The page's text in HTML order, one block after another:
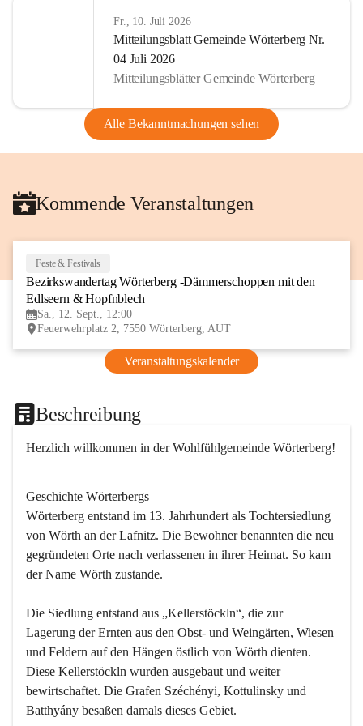
Fr., 10. Juli 2026
Mitteilungsblatt Gemeinde Wörterberg Nr.
04 Juli 2026
Mitteilungsblätter Gemeinde Wörterberg
Alle Bekanntmachungen sehen
Kommende Veranstaltungen
Feste & Festivals
Bezirkswandertag Wörterberg -Dämmerschoppen mit den
Edlseern & Hopfnblech
Sa., 12. Sept., 12:00
Feuerwehrplatz 2, 7550 Wörterberg, AUT
Veranstaltungskalender
Beschreibung
Herzlich willkommen in der Wohlfühlgemeinde Wörterberg!
Geschichte Wörterbergs
Wörterberg entstand im 13. Jahrhundert als Tochtersiedlung
von Wörth an der Lafnitz. Die Bewohner benannten die neu
gegründeten Orte nach verlassenen in ihrer Heimat. So kam
der Name Wörth zustande.
Die Siedlung entstand aus „Kellerstöckln“, die zur
Lagerung der Ernten aus den Obst- und Weingärten, Wiesen
und Feldern auf den Hängen östlich von Wörth dienten.
Diese Kellerstöckln wurden ausgebaut und weiter
bewirtschaftet. Die Grafen Széchényi, Kottulinsky und
Batthyány besaßen damals dieses Gebiet.